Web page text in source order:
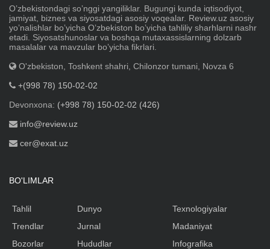
Oʼzbekistondagi soʼnggi yangiliklar. Bugungi kunda iqtisodiyot,
jamiyat, biznes va siyosatdagi asosiy voqealar. Review.uz asosiy
yoʼnalishlar boʼyicha Oʼzbekiston boʼyicha tahliliy sharhlarni nashr
etadi. Siyosatshunoslar va boshqa mutaxassislarning dolzarb
masalalar va mavzular boʼyicha fikrlari.
O'zbekiston, Toshkent shahri, Chilonzor tumani, Novza 6
+(998 78) 150-02-02
Devonxona: (+998 78) 150-02-02 (426)
info@review.uz
cer@exat.uz
BO'LIMLAR
Tahlil
Trendlar
Bozorlar
Dunyo
Jurnal
Hududlar
Texnologiyalar
Madaniyat
Infografika